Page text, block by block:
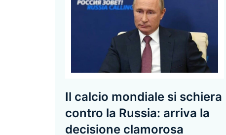
Il calcio mondiale si schiera
contro la Russia: arriva la
decisione clamorosa